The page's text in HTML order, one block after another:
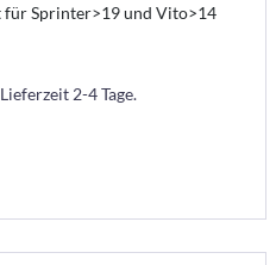
Sprinter>19 und Vito>14
2-4 Tage.